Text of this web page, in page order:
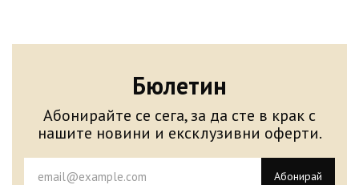
Бюлетин
Абонирайте се сега, за да сте в крак с
нашите новини и ексклузивни оферти.
Абонирай